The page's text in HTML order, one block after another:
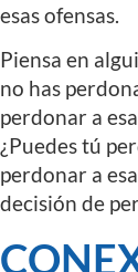
esas ofensas.
Piensa en
no has
perdonar a
¿Puedes tú
perdonar a
decisión de